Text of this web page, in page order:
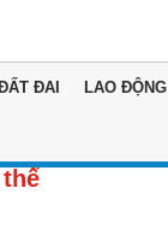
ĐAI LAO ĐỘNG